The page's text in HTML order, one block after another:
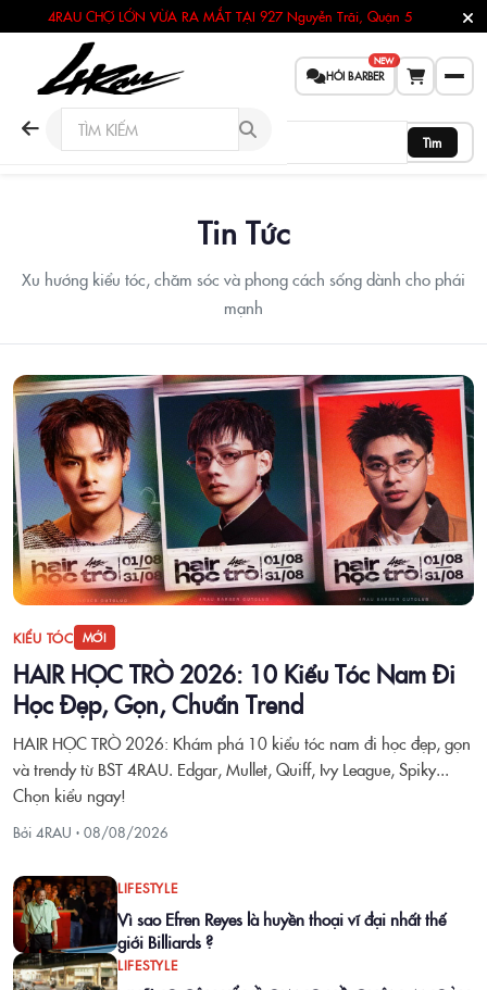
4RAU CHỢ LỚN VỪA RA MẮT TẠI 927 Nguyễn Trãi, Quận 5
HỎI BARBER
NEW
Tìm
Tin Tức
Xu hướng kiểu tóc, chăm sóc và phong cách sống dành cho phái
mạnh
KIỂU TÓC MỚI
HAIR HỌC TRÒ 2026: 10 Kiểu Tóc Nam Đi
Học Đẹp, Gọn, Chuẩn Trend
HAIR HỌC TRÒ 2026: Khám phá 10 kiểu tóc nam đi học đẹp, gọn
và trendy từ BST 4RAU. Edgar, Mullet, Quiff, Ivy League, Spiky...
Chọn kiểu ngay!
Bởi 4RAU · 08/08/2026
LIFESTYLE
Vì sao Efren Reyes là huyền thoại vĩ đại nhất thế
giới Billiards ?
LIFESTYLE